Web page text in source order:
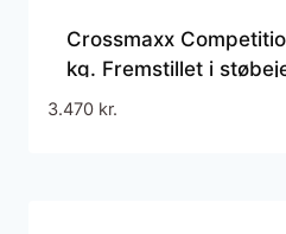
Crossmaxx
kg. Fremstillet i
holdbar. Brug til
3.470 kr.